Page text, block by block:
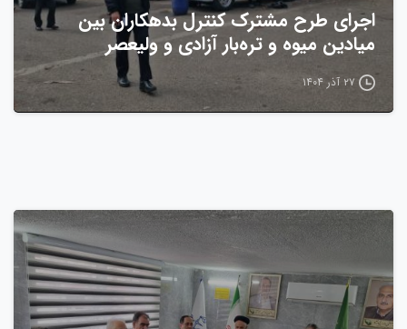
اجرای طرح مشترک کنترل بدهکاران بین
میادین میوه و تره‌بار آزادی و ولیعصر
۲۷ آذر ۱۴۰۴
0